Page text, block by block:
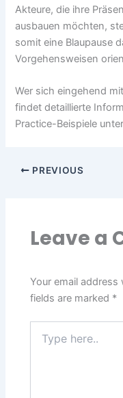
Akteure, die ihre
ausbauen möchten,
somit eine Blaupause
Vorgehensweisen
Wer sich eingehend
findet detaillierte
Practice-Beispiele
PREVIOUS
Leave a
Your email
fields are marked *
here..